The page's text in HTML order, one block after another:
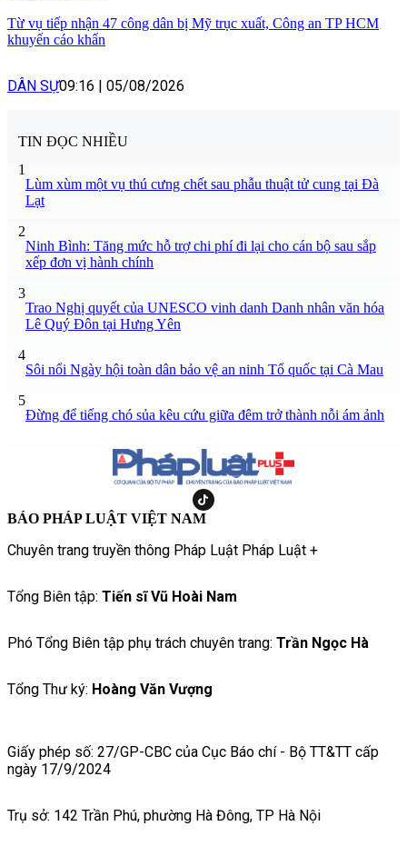
Từ vụ tiếp nhận 47 công dân bị Mỹ trục xuất, Công an TP HCM
khuyến cáo khẩn
DÂN SỰ09:16 05/08/2026
TIN ĐỌC NHIỀU
1
Lùm xùm một vụ thú cưng chết sau phẫu thuật tử cung tại Đà
Lạt
2
Ninh Bình: Tăng mức hỗ trợ chi phí đi lại cho cán bộ sau sắp
xếp đơn vị hành chính
3
Trao Nghị quyết của UNESCO vinh danh Danh nhân văn hóa
Lê Quý Đôn tại Hưng Yên
4
Sôi nổi Ngày hội toàn dân bảo vệ an ninh Tổ quốc tại Cà Mau
5
Đừng để tiếng chó sủa kêu cứu giữa đêm trở thành nỗi ám ảnh
BÁO PHÁP LUẬT VIỆT NAM
Chuyên trang truyền thông Pháp Luật Pháp Luật +
Tổng Biên tập: Tiến sĩ Vũ Hoài Nam
Phó Tổng Biên tập phụ trách chuyên trang: Trần Ngọc Hà
Tổng Thư ký: Hoàng Văn Vượng
Giấy phép số: 27/GP-CBC của Cục Báo chí - Bộ TT&TT cấp
ngày 17/9/2024
Trụ sở: 142 Trần Phú, phường Hà Đông, TP Hà Nội